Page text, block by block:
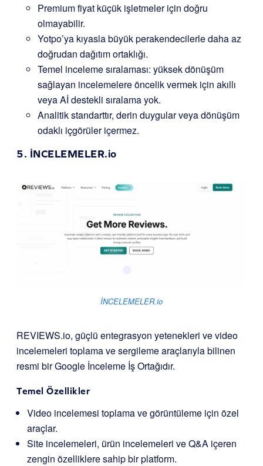
Premium fiyat küçük işletmeler için doğru
olmayabilir.
Yotpo’ya kıyasla büyük perakendecilerle daha az
doğrudan dağıtım ortaklığı.
Temel inceleme sıralaması: yüksek dönüşüm
sağlayan incelemelere öncelik vermek için akıllı
veya Aİ destekli sıralama yok.
Analitik standarttır, derin duygular veya dönüşüm
odaklı içgörüler içermez.
5. İNCELEMELER.io
İNCELEMELER.io
REVIEWS.io, güçlü entegrasyon yetenekleri ve video
incelemeleri toplama ve sergileme araçlarıyla bilinen
resmi bir Google İnceleme İş Ortağıdır.
Temel Özellikler
Video incelemesi toplama ve görüntüleme için özel
araçlar.
Site incelemeleri, ürün incelemeleri ve Q&A içeren
zengin özelliklere sahip bir platform.